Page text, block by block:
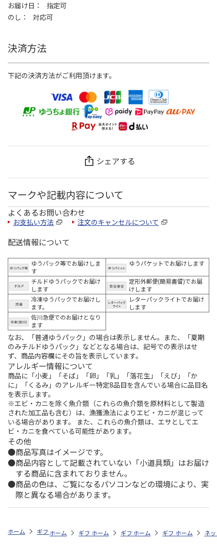
お届け日
指定可
のし
対応可
決済方法
下記の決済方法がご利用頂けます。
シェアする
マークや記載内容について
よくあるお問い合わせ
お支払い方法 注文のキャンセルについて
配送情報について
ゆうパック等でお届けしま
す
ゆうパケットでお届けします
チルドゆうパックでお届け
します
定形外郵便(簡易書留)でお届
けします
冷凍ゆうパックでお届けし
ます。
レターパックライトでお届け
します
佐川急便でのお届けとなり
ます
なお、「普通ゆうパック」の場合は表示しません。また、「夏期
のみチルドゆうパック」などとなる場合は、記号での表示はせ
ず、商品内容欄にその旨を表示しています。
アレルギー情報について
商品に「小麦」「そば」「卵」「乳」「落花生」「えび」「か
に」「くるみ」のアレルギー特定8品目を含んでいる場合に品目名
を表示します。
※エビ・カニを除く魚介類（これらの魚介類を原材料として製造
された加工品も含む）は、漁獲漁法によりエビ・カニが混じって
いる場合があります。 また、これらの魚介類は、エサとしてエ
ビ・カニを食べている可能性があります。
その他
商品写真はイメージです。
商品内容として記載されていない「小道具類」はお届け
する商品に含まれておりません。
商品の色は、ご覧になるパソコンなどの環境により、実
際と異なる場合があります。
ホーム ギフト通販 内祝い・お返し 法要・香典返し 錦松梅 小判
ホーム ギフト通販 内祝い・お返し 法要・香典返し
ホーム ギフト通販 お祝い・贈りもの
ホーム ギフト通販 商
ホーム ネ